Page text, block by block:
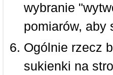
wybranie
pomiarów, aby
Ogólnie rzecz
sukienki na